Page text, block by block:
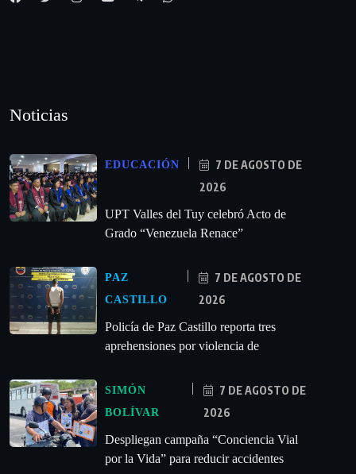
Noticias
EDUCACIÓN
7 DE AGOSTO DE
2026
UPT Valles del Tuy celebró Acto de
Grado “Venezuela Renace”
PAZ
CASTILLO
7 DE AGOSTO DE
2026
‎Policía de Paz Castillo reporta tres
aprehensiones por violencia de
SIMÓN
BOLÍVAR
7 DE AGOSTO DE
2026
‎Despliegan campaña “Conciencia Vial
por la Vida” para reducir accidentes